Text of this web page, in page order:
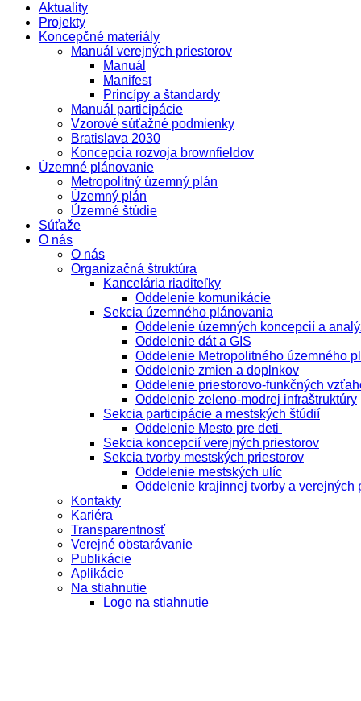
Aktuality
Projekty
Koncepčné materiály
Manuál verejných priestorov
Manuál
Manifest
Princípy a štandardy
Manuál participácie
Vzorové súťažné podmienky
Bratislava 2030
Koncepcia rozvoja brownfieldov
Územné plánovanie
Metropolitný územný plán
Územný plán
Územné štúdie
Súťaže
O nás
O nás
Organizačná štruktúra
Kancelária riaditeľky
Oddelenie komunikácie
Sekcia územného plánovania
Oddelenie územných koncepcií a
Oddelenie dát a GIS
Oddelenie Metropolitného územného
Oddelenie zmien a doplnkov
Oddelenie priestorovo-funkčných
Oddelenie zeleno-modrej infraštruktúry
Sekcia participácie a mestských štúdií
Oddelenie Mesto pre deti
Sekcia koncepcií verejných priestorov
Sekcia tvorby mestských priestorov
Oddelenie mestských ulíc
Oddelenie krajinnej tvorby a verejných
Kontakty
Kariéra
Transparentnosť
Verejné obstarávanie
Publikácie
Aplikácie
Na stiahnutie
Logo na stiahnutie